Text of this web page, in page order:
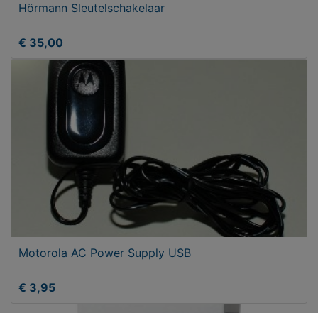
Hörmann Sleutelschakelaar
€ 35,00
Motorola AC Power Supply USB
€ 3,95